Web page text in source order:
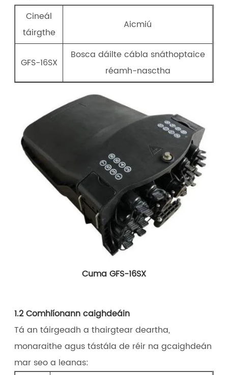
Cineál
táirgthe
Aicmiú
GFS-16SX
Bosca dáilte cábla snáthoptaice
réamh-nasctha
Cuma GFS-16SX
1.2 Comhlíonann caighdeáin
Tá an táirgeadh a thairgtear deartha,
monaraithe agus tástála de réir na gcaighdeán
mar seo a leanas: